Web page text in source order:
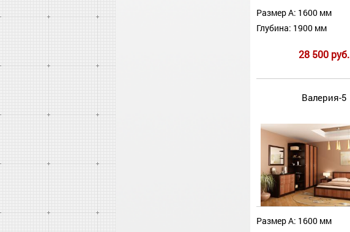
Размер А: 1600 мм
Глубина: 1900 мм
28 500 руб.
Валерия-5
Размер А: 1600 мм